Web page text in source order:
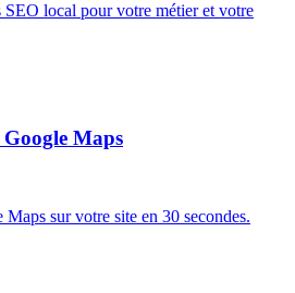
SEO local pour votre métier et votre
Maps
sur votre site en 30 secondes.